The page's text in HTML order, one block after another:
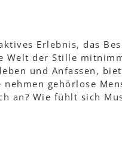
Erlebnis, das
Welt der Stille
und Anfassen,
nehmen gehörlose
an? Wie fühlt sich